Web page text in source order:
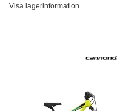
Visa lagerinformation